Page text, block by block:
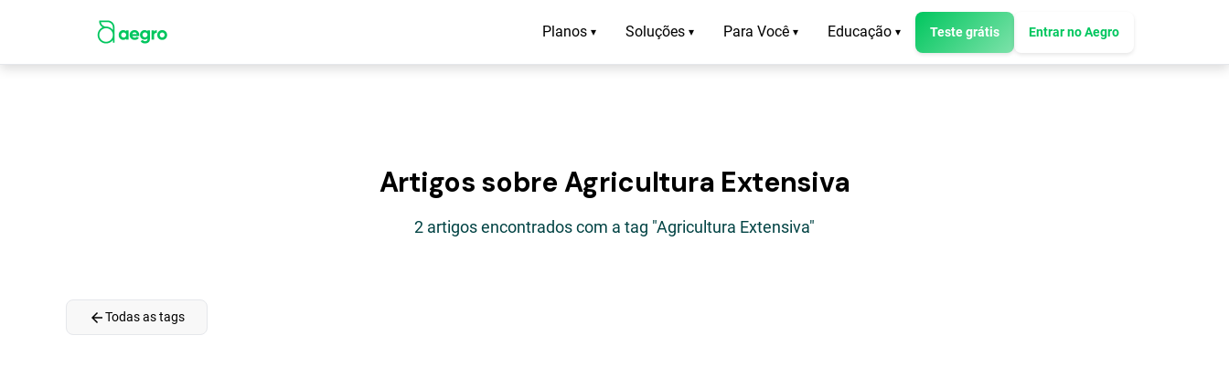
Planos ▾ Soluções ▾ Para Você ▾ Educação ▾ Teste grátis Entrar no Aegro
Artigos sobre Agricultura Extensiva
2 artigos encontrados com a tag "Agricultura Extensiva"
arrow_backTodas as tags